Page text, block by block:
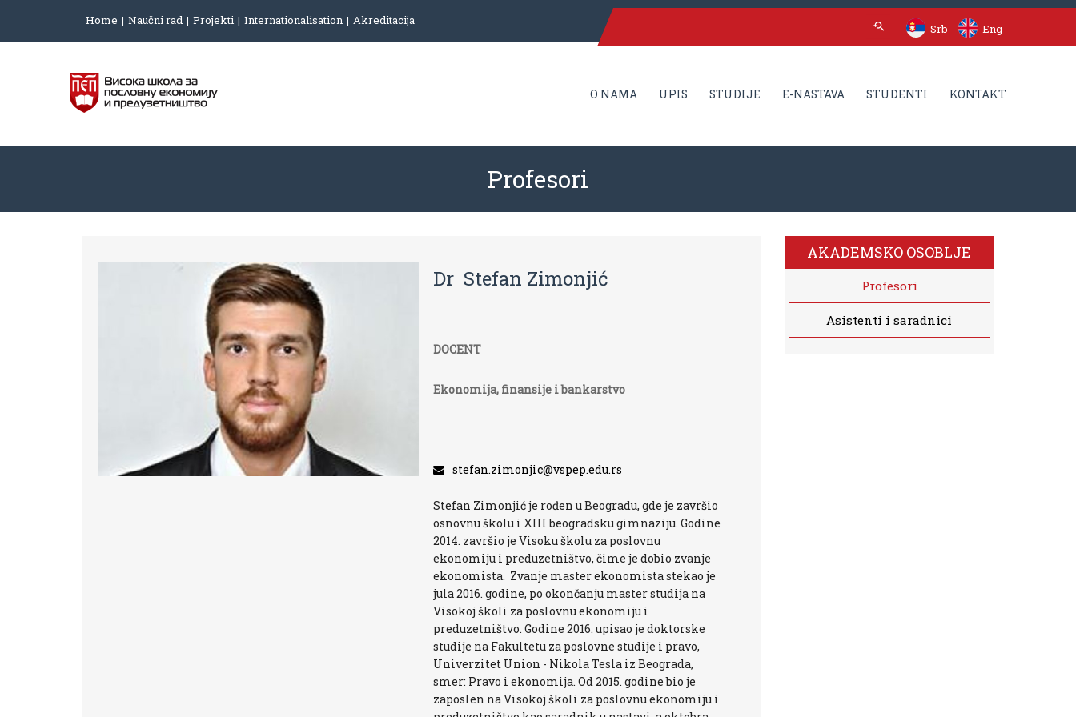
Home Naučni rad Projekti Internationalisation Akreditacija
Srb Eng
O NAMA UPIS STUDIJE E-NASTAVA STUDENTI KONTAKT
Profesori
Dr Stefan Zimonjić
DOCENT
Ekonomija, finansije i bankarstvo
stefan.zimonjic@vspep.edu.rs
Stefan Zimonjić je rođen u Beogradu, gde je završio
osnovnu školu i XIII beogradsku gimnaziju. Godine
2014. završio je Visoku školu za poslovnu
ekonomiju i preduzetništvo, čime je dobio zvanje
ekonomista. Zvanje master ekonomista stekao je
jula 2016. godine, po okončanju master studija na
Visokoj školi za poslovnu ekonomiju i
preduzetništvo. Godine 2016. upisao je doktorske
studije na Fakultetu za poslovne studije i pravo,
Univerzitet Union - Nikola Tesla iz Beograda,
smer: Pravo i ekonomija. Od 2015. godine bio je
zaposlen na Visokoj školi za poslovnu ekonomiju i
AKADEMSKO OSOBLJE
Profesori
Asistenti i saradnici